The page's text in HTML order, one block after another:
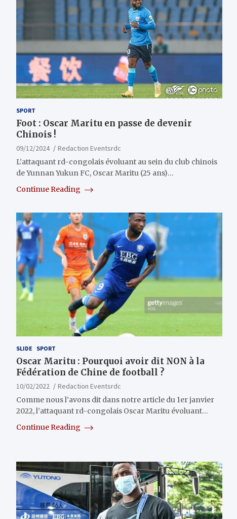
SPORT
Foot : Oscar Maritu en passe de devenir
Chinois !
09/12/2024
Redaction Eventsrdc
L’attaquant rd-congolais évoluant au sein du club chinois
de Yunnan Yukun FC, Oscar Maritu (25 ans)…
Continue Reading
SLIDE SPORT
Oscar Maritu : Pourquoi avoir dit NON à la
Fédération de Chine de football ?
10/02/2022
Redaction Eventsrdc
Comme nous l’avons dit dans notre article du 1er janvier
2022, l’attaquant rd-congolais Oscar Maritu évoluant…
Continue Reading